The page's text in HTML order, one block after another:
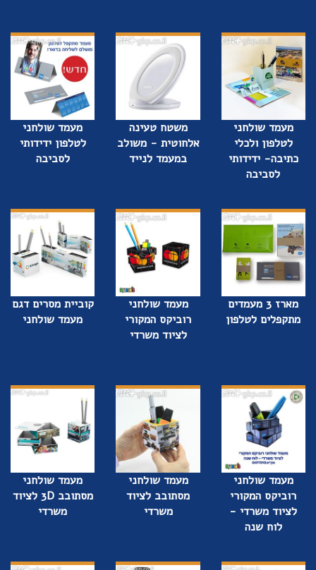
מעמד שולחני
לטלפון ולכלי
כתיבה- ידידותי
לסביבה
משטח טעינה
אלחוטית - משולב
במעמד לנייד
מעמד שולחני
לטלפון ידידותי
לסביבה
מארז 3 מעמדים
מתקפלים לטלפון
מעמד שולחני
רוביקס המקורי
לציוד משרדי
קוביית מסרים דגם
מעמד שולחני
מעמד שולחני
רוביקס המקורי
לציוד משרדי -
לוח שנה
מעמד שולחני
מסתובב לציוד
משרדי
מעמד שולחני
מסתובב 3D לציוד
משרדי